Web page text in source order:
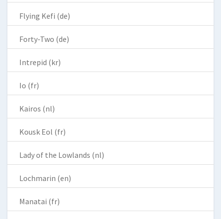
Flying Kefi (de)
Forty-Two (de)
Intrepid (kr)
Io (fr)
Kairos (nl)
Kousk Eol (fr)
Lady of the Lowlands (nl)
Lochmarin (en)
Manatai (fr)